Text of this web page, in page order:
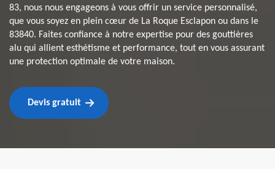
83, nous nous engageons à vous offrir un service personnalisé,
que vous soyez en plein cœur de La Roque Esclapon ou dans le
83840. Faites confiance à notre expertise pour des gouttières
alu qui allient esthétisme et performance, tout en vous assurant
une protection optimale de votre maison.
Devis gratuit